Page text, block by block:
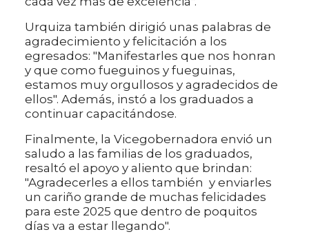
Urquiza también dirigió unas palabras de
agradecimiento y felicitación a los
egresados: "Manifestarles que nos honran
y que como fueguinos y fueguinas,
estamos muy orgullosos y agradecidos de
ellos". Además, instó a los graduados a
continuar capacitándose.
Finalmente, la Vicegobernadora envió un
saludo a las familias de los graduados,
resaltó el apoyo y aliento que brindan:
"Agradecerles a ellos también y enviarles
un cariño grande de muchas felicidades
para este 2025 que dentro de poquitos
días va a estar llegando".